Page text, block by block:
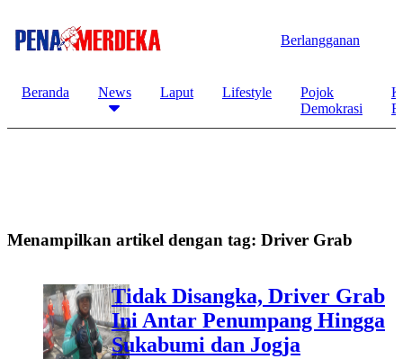
Berlangganan
Beranda News Laput Lifestyle
Pojok
Demokrasi
Menampilkan artikel dengan tag: Driver Grab
Tidak Disangka, Driver Grab
Ini Antar Penumpang Hingga
Sukabumi dan Jogja